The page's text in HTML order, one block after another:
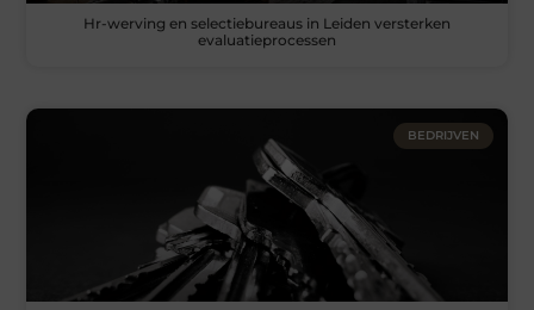
Hr-werving en selectiebureaus in Leiden versterken
evaluatieprocessen
BEDRIJVEN